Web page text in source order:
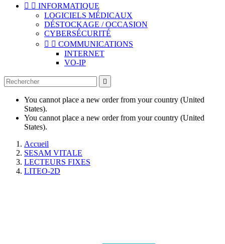
  INFORMATIQUE
LOGICIELS MÉDICAUX
DÉSTOCKAGE / OCCASION
CYBERSÉCURITÉ
  COMMUNICATIONS
INTERNET
VO-IP

You cannot place a new order from your country (United
States).
You cannot place a new order from your country (United
States).
Accueil
SESAM VITALE
LECTEURS FIXES
LITEO-2D